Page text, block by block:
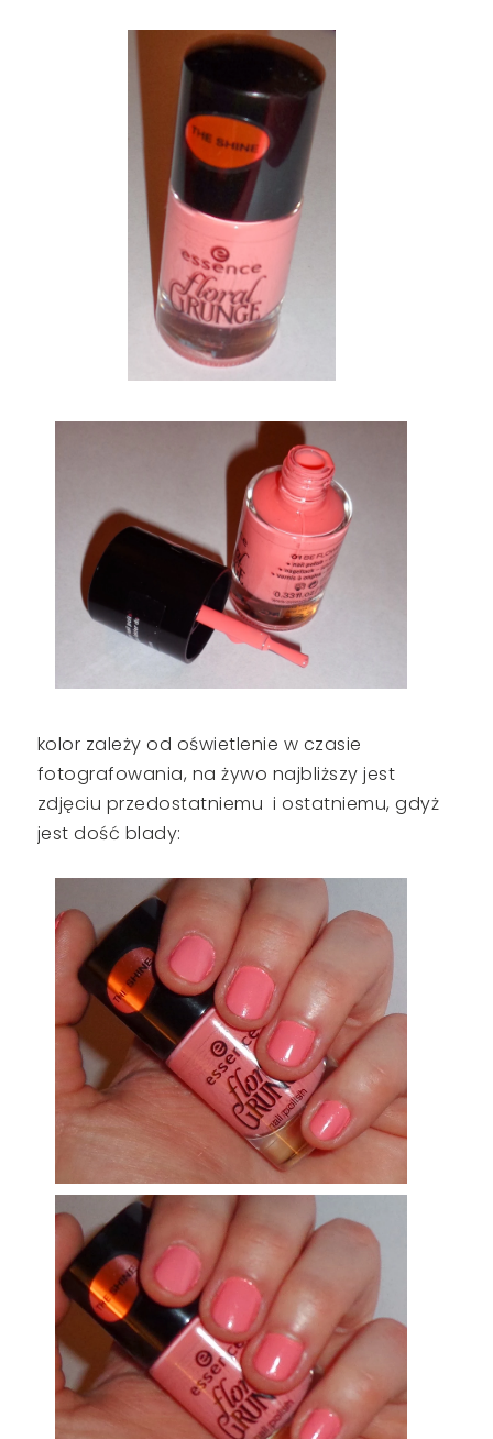
kolor zależy od oświetlenie w czasie
fotografowania, na żywo najbliższy jest
zdjęciu przedostatniemu i ostatniemu, gdyż
jest dość blady: